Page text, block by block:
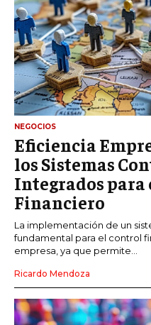
NEGOCIOS
Eficiencia
los Sistemas
Integrados para
Financiero
La implementación de un
fundamental para el control
empresa, ya que permite...
Ricardo Mendoza